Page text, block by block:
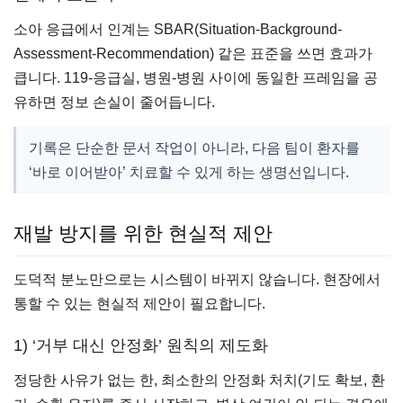
소아 응급에서 인계는 SBAR(Situation-Background-
Assessment-Recommendation) 같은 표준을 쓰면 효과가
큽니다. 119-응급실, 병원-병원 사이에 동일한 프레임을 공
유하면 정보 손실이 줄어듭니다.
기록은 단순한 문서 작업이 아니라, 다음 팀이 환자를
‘바로 이어받아’ 치료할 수 있게 하는 생명선입니다.
재발 방지를 위한 현실적 제안
도덕적 분노만으로는 시스템이 바뀌지 않습니다. 현장에서
통할 수 있는 현실적 제안이 필요합니다.
1) ‘거부 대신 안정화’ 원칙의 제도화
정당한 사유가 없는 한, 최소한의 안정화 처치(기도 확보, 환